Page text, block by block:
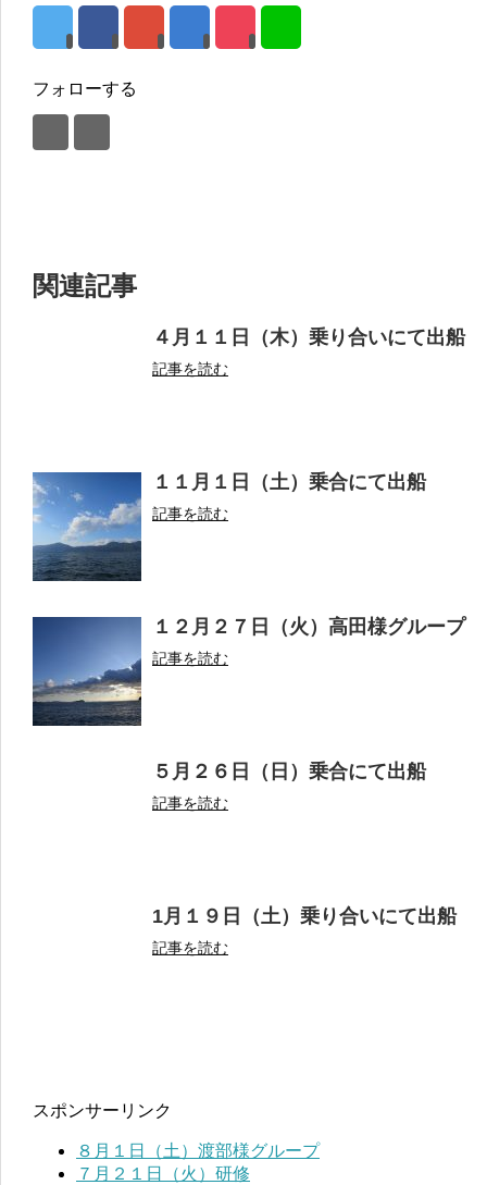
フォローする
関連記事
４月１１日（木）乗り合いにて出船
記事を読む
１１月１日（土）乗合にて出船
記事を読む
１２月２７日（火）高田様グループ
記事を読む
５月２６日（日）乗合にて出船
記事を読む
1月１９日（土）乗り合いにて出船
記事を読む
スポンサーリンク
８月１日（土）渡部様グループ
７月２１日（火）研修